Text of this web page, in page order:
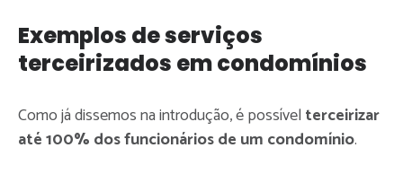
Exemplos de serviços
terceirizados em condomínios
Como já dissemos na introdução, é possível terceirizar
até 100% dos funcionários de um condomínio.